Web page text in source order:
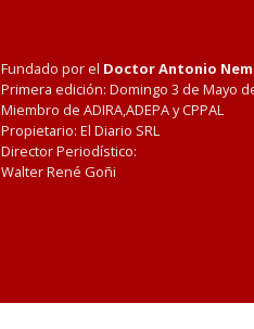
Fundado por el Doctor Antonio
Primera edición: Domingo 3 de Mayo
Miembro de ADIRA,ADEPA y CPPAL
Propietario: El Diario SRL
Director Periodístico:
Walter René Goñi